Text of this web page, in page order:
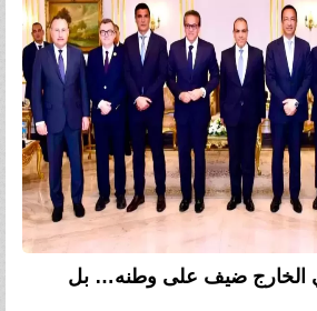
الخارج ضيف على وطنه… بل